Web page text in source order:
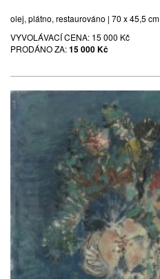
olej, plátno, restaurováno | 70 x 45,5 cm
VYVOLÁVACÍ CENA: 15 000 Kč
PRODÁNO ZA:15 000 Kč